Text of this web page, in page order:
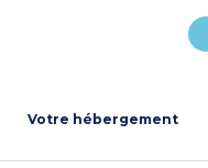
Votre hébergement